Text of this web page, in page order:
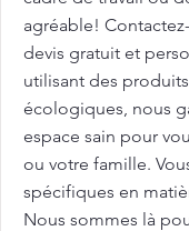
agréable!
devis gratuit et
utilisant des
écologiques, nous
espace sain pour
ou votre famille.
spécifiques en
Nous sommes là